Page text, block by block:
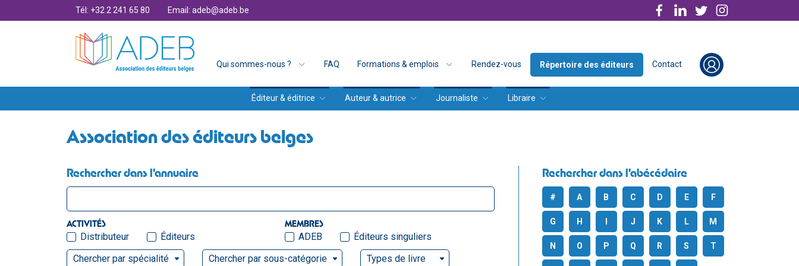
Tél: +32 2 241 65 80 Email: adeb@adeb.be
Qui sommes-nous ? FAQ Formations & emplois Rendez-vous Répertoire des éditeurs Contact
Éditeur & éditrice Auteur & autrice Journaliste Libraire
Association des éditeurs belges
Rechercher dans l'abécédaire
# A B C D E F
G H J K L M
N O P Q R S T
Rechercher dans l'annuaire
ACTIVITÉS
Distributeur Éditeurs
MEMBRES
ADEB
Éditeurs singuliers
Chercher par spécialité
Chercher par sous-catégorie Types de livre